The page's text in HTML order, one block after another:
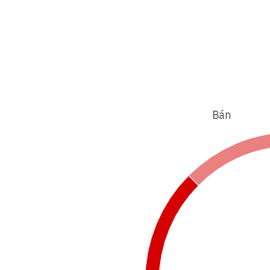
Bán